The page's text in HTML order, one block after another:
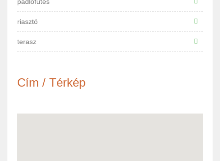
riasztó
terasz
Cím / Térkép